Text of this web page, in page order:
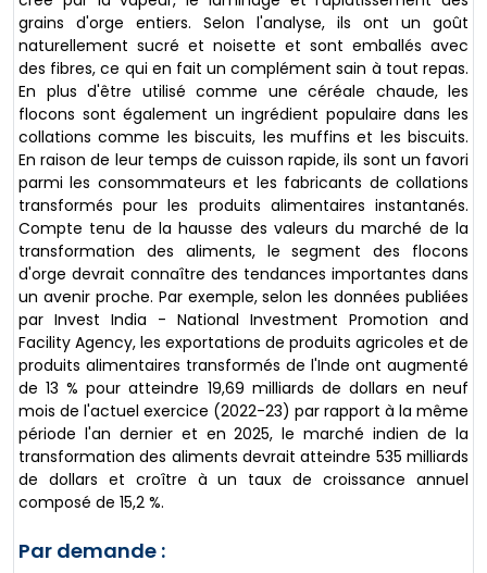
grains d'orge entiers. Selon l'analyse, ils ont un goût
naturellement sucré et noisette et sont emballés avec
des fibres, ce qui en fait un complément sain à tout repas.
En plus d'être utilisé comme une céréale chaude, les
flocons sont également un ingrédient populaire dans les
collations comme les biscuits, les muffins et les biscuits.
En raison de leur temps de cuisson rapide, ils sont un favori
parmi les consommateurs et les fabricants de collations
transformés pour les produits alimentaires instantanés.
Compte tenu de la hausse des valeurs du marché de la
transformation des aliments, le segment des flocons
d'orge devrait connaître des tendances importantes dans
un avenir proche. Par exemple, selon les données publiées
par Invest India - National Investment Promotion and
Facility Agency, les exportations de produits agricoles et de
produits alimentaires transformés de l'Inde ont augmenté
de 13 % pour atteindre 19,69 milliards de dollars en neuf
mois de l'actuel exercice (2022-23) par rapport à la même
période l'an dernier et en 2025, le marché indien de la
transformation des aliments devrait atteindre 535 milliards
de dollars et croître à un taux de croissance annuel
composé de 15,2 %.
Par demande :